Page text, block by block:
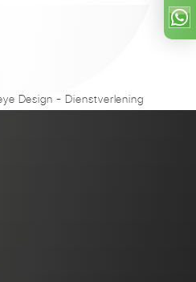
Design-Dienstverlening